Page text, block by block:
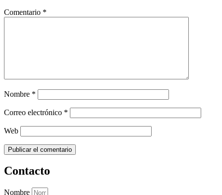
Comentario *
Nombre *
Correo electrónico *
Web
Contacto
Nombre